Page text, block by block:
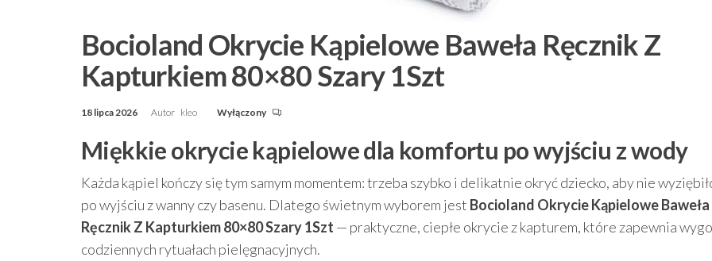
Bocioland Okrycie Kąpielowe Baweła Ręcznik Z
Kapturkiem 80×80 Szary 1Szt
18 lipca 2026 Autor kleo Wyłączony
Miękkie okrycie kąpielowe dla komfortu po wyjściu z wody
Każda kąpiel kończy się tym samym momentem: trzeba szybko i delikatnie okryć dziecko, aby nie
po wyjściu z wanny czy basenu. Dlatego świetnym wyborem jest Bocioland Okrycie Kąpielowe Baweła
Ręcznik Z Kapturkiem 80×80 Szary 1Szt — praktyczne, ciepłe okrycie z kapturem, które zapewnia
codziennych rytuałach pielęgnacyjnych.